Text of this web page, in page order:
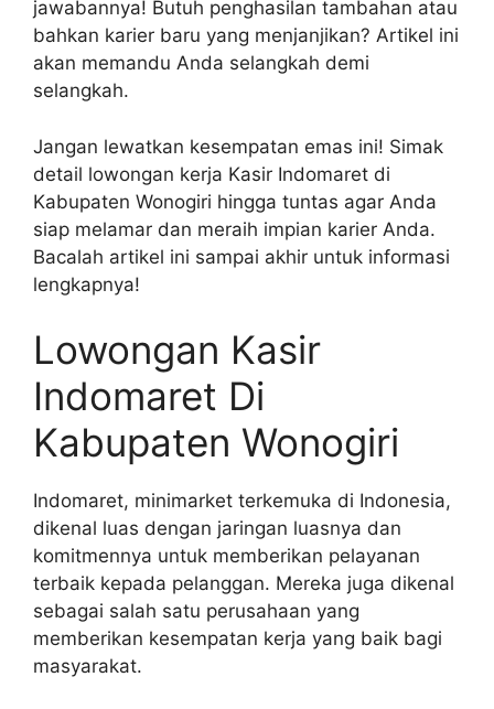
jawabannya! Butuh penghasilan tambahan atau
bahkan karier baru yang menjanjikan? Artikel ini
akan memandu Anda selangkah demi
selangkah.
Jangan lewatkan kesempatan emas ini! Simak
detail lowongan kerja Kasir Indomaret di
Kabupaten Wonogiri hingga tuntas agar Anda
siap melamar dan meraih impian karier Anda.
Bacalah artikel ini sampai akhir untuk informasi
lengkapnya!
Lowongan Kasir
Indomaret Di
Kabupaten Wonogiri
Indomaret, minimarket terkemuka di Indonesia,
dikenal luas dengan jaringan luasnya dan
komitmennya untuk memberikan pelayanan
terbaik kepada pelanggan. Mereka juga dikenal
sebagai salah satu perusahaan yang
memberikan kesempatan kerja yang baik bagi
masyarakat.